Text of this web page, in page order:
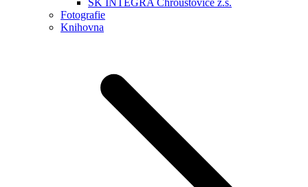
Fotografie
Knihovna